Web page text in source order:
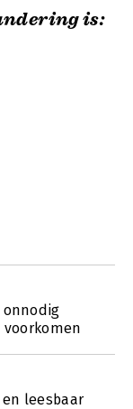
is:
onnodig
leesbaar